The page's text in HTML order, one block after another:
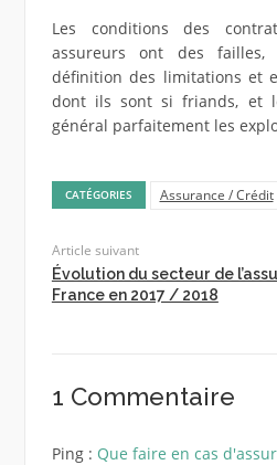
Les conditions des
assureurs ont des failles,
définition des limitations et
dont ils sont si friands, et
général parfaitement les
CATÉGORIES Assurance / Crédit
Article suivant
Évolution du secteur de
France en 2017 / 2018
1 Commentaire
Ping : Que faire en cas